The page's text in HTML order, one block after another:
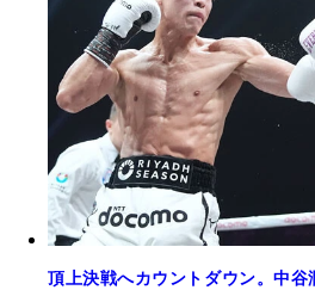
頂上決戦へカウントダウン。中